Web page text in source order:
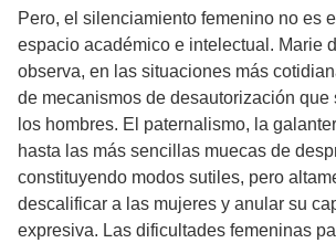
Pero, el silenciamiento femenino no es
espacio académico e intelectual. Marie
observa, en las situaciones más
de mecanismos de desautorización que
los hombres. El paternalismo, la
hasta las más sencillas muecas de
constituyendo modos sutiles, pero
descalificar a las mujeres y anular su
expresiva. Las dificultades femeninas